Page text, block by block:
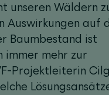
unseren Wäldern
Auswirkungen auf
Baumbestand ist
immer mehr zur
Projektleiterin